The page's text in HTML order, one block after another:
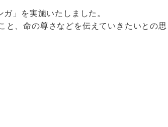
」を実施いたしました。
と、命の尊さなどを伝えていきたいとの思